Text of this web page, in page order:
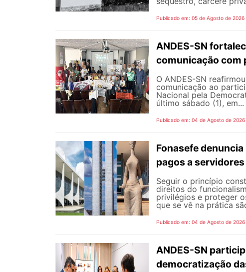
Publicado em: 05 de Agosto de 2026
ANDES-SN
comunicação com
O ANDES-SN
comunicação ao
Nacional pela
último sábado (1), em...
Publicado em: 04 de Agosto de 2026
Fonasefe
pagos a
Seguir o princípio
direitos do
privilégios e proteger
que se vê na prática
Publicado em: 04 de Agosto de 2026
ANDES-SN
democratização